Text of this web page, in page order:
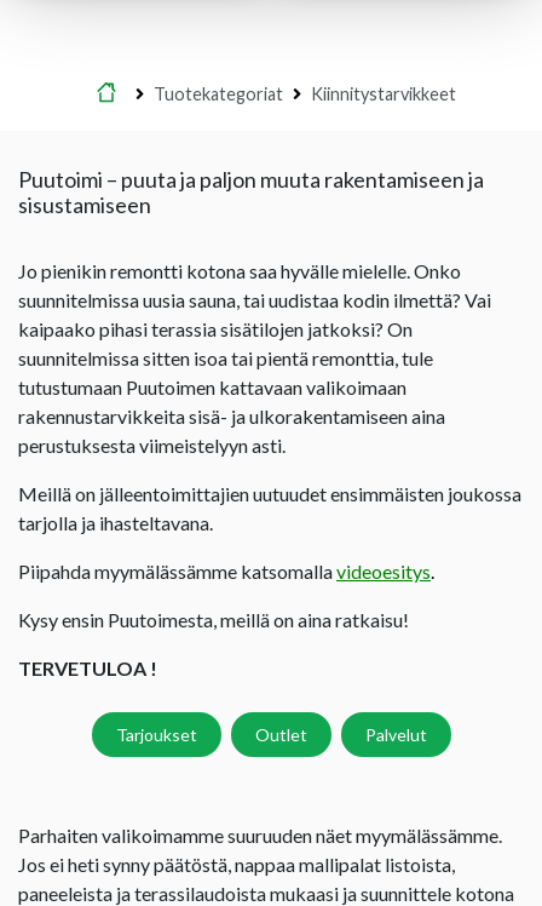
Etusivu
Tuotekategoriat Kiinnitystarvikkeet
Puutoimi – puuta ja paljon muuta rakentamiseen ja
sisustamiseen
Jo pienikin remontti kotona saa hyvälle mielelle. Onko
suunnitelmissa uusia sauna, tai uudistaa kodin ilmettä? Vai
kaipaako pihasi terassia sisätilojen jatkoksi? On
suunnitelmissa sitten isoa tai pientä remonttia, tule
tutustumaan Puutoimen kattavaan valikoimaan
rakennustarvikkeita sisä- ja ulkorakentamiseen aina
perustuksesta viimeistelyyn asti.
Meillä on jälleentoimittajien uutuudet ensimmäisten joukossa
tarjolla ja ihasteltavana.
Piipahda myymälässämme katsomallavideoesitys.
Kysy ensin Puutoimesta, meillä on aina ratkaisu!
TERVETULOA !
Tarjoukset Outlet Palvelut
Parhaiten valikoimamme suuruuden näet myymälässämme.
Jos ei heti synny päätöstä, nappaa mallipalat listoista,
paneeleista ja terassilaudoista mukaasi ja suunnittele kotona